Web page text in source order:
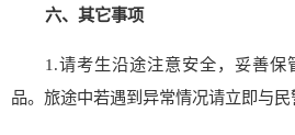
六、其它事项
1.请考生沿途注意安全，妥善保
品。旅途中若遇到异常情况请立即与民